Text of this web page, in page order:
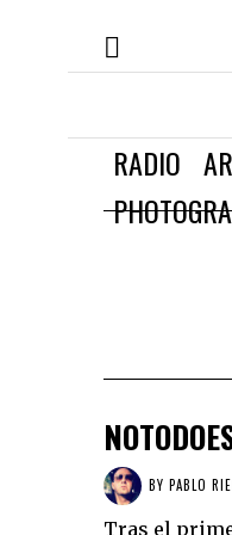
RADIO
BY PABLO
Tras el